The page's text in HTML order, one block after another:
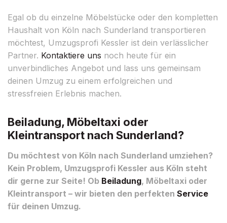
Egal ob du einzelne Möbelstücke oder den kompletten
Haushalt von Köln nach Sunderland transportieren
möchtest, Umzugsprofi Kessler ist dein verlässlicher
Partner. Kontaktiere uns noch heute für ein
unverbindliches Angebot und lass uns gemeinsam
deinen Umzug zu einem erfolgreichen und
stressfreien Erlebnis machen.
Beiladung, Möbeltaxi oder
Kleintransport nach Sunderland?
Du möchtest von Köln nach Sunderland umziehen?
Kein Problem, Umzugsprofi Kessler aus Köln steht
dir gerne zur Seite! Ob Beiladung, Möbeltaxi oder
Kleintransport – wir bieten den perfekten Service
für deinen Umzug.